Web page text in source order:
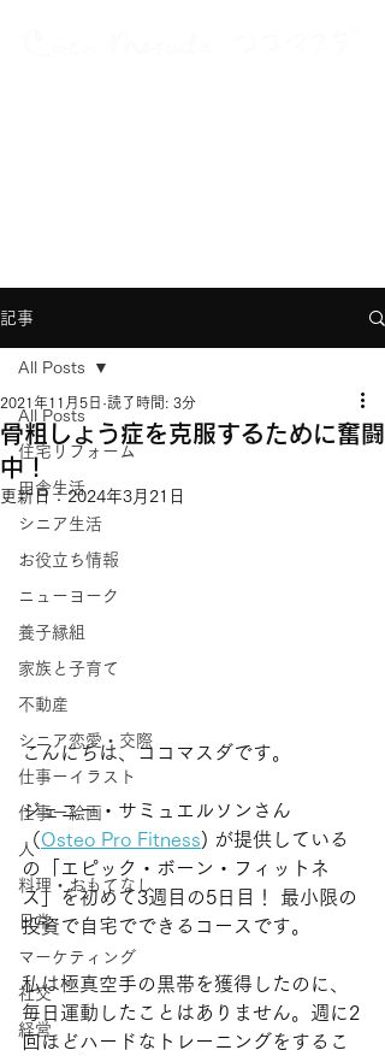
記事
All Posts
住宅リフォーム
田舎生活
シニア生活
お役立ち情報
ニューヨーク
養子縁組
家族と子育て
不動産
シニア恋愛・交際
仕事ーイラスト
仕事ー絵画
人
料理・おもてなし
日常
マーケティング
社交
経営
All Posts
骨粗しょう症を克服するために奮闘
中！
2021年11月5日 読了時間: 3分
更新日：2024年3月21日
こんにちは、ココマスダです。
ジェニー・サミュエルソンさん
（Osteo Pro Fitness) が提供している
の「エピック・ボーン・フィットネ
ス」を初めて3週目の5日目！ 最小限の
投資で自宅でできるコースです。
私は極真空手の黒帯を獲得したのに、
毎日運動したことはありません。週に2
回ほどハードなトレーニングをするこ